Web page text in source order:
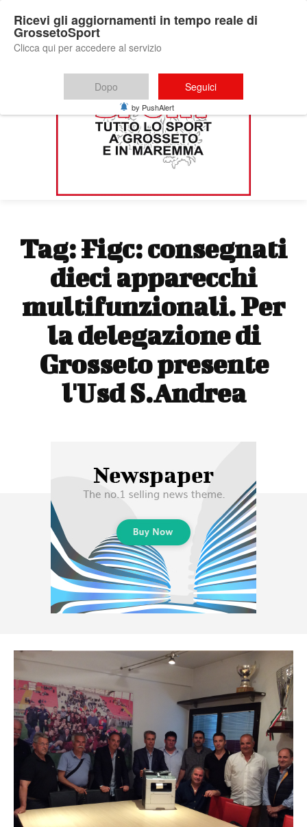
Tag:Figc: consegnati
dieci apparecchi
multifunzionali. Per
la delegazione di
Grosseto presente
l'Usd S.Andrea
Ricevi gli aggiornamenti in tempo reale di
GrossetoSport
Clicca qui per accedere al servizio
Dopo Seguici
by PushAlert